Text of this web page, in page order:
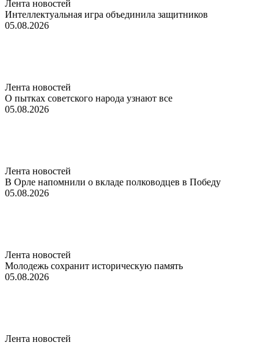
Лента новостей
Интеллектуальная игра объединила защитников
05.08.2026
Лента новостей
О пытках советского народа узнают все
05.08.2026
Лента новостей
В Орле напомнили о вкладе полководцев в Победу
05.08.2026
Лента новостей
Молодежь сохранит историческую память
05.08.2026
Лента новостей